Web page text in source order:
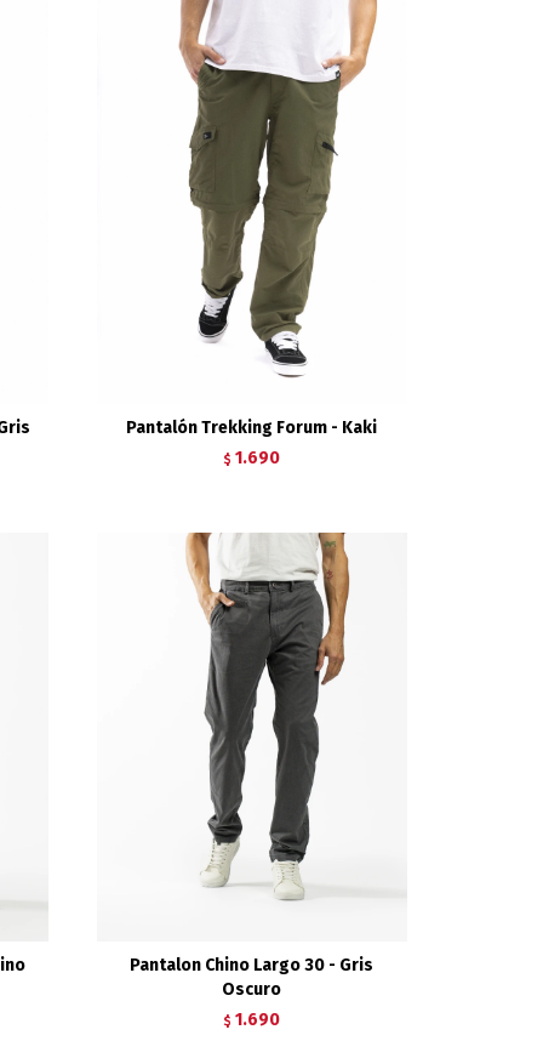
Pantalón Trekking Forum - Kaki
$ 1.690
Pantalon Chino Largo 30 - Gris
Oscuro
$ 1.690